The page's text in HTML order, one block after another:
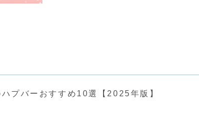
プバーおすすめ10選【2025年版】